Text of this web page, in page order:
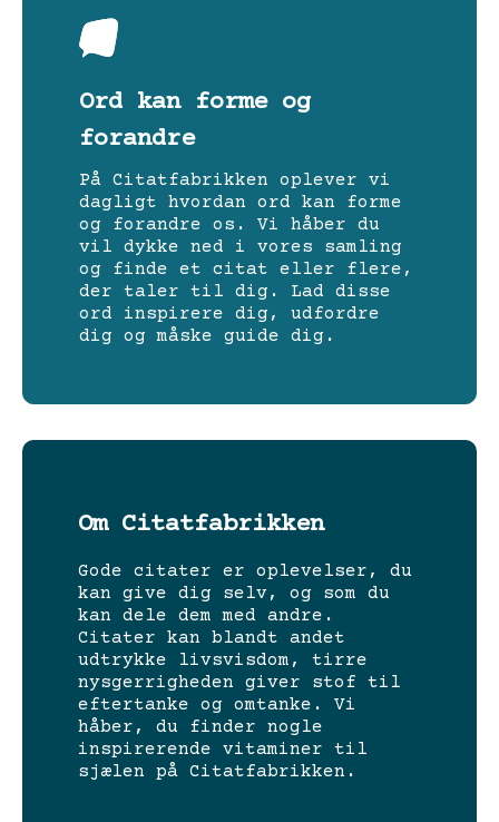
Ord kan forme og
forandre
På Citatfabrikken oplever vi
dagligt hvordan ord kan forme
og forandre os. Vi håber du
vil dykke ned i vores samling
og finde et citat eller flere,
der taler til dig. Lad disse
ord inspirere dig, udfordre
dig og måske guide dig.
Om Citatfabrikken
Gode citater er oplevelser, du
kan give dig selv, og som du
kan dele dem med andre.
Citater kan blandt andet
udtrykke livsvisdom, tirre
nysgerrigheden giver stof til
eftertanke og omtanke. Vi
håber, du finder nogle
inspirerende vitaminer til
sjælen på Citatfabrikken.